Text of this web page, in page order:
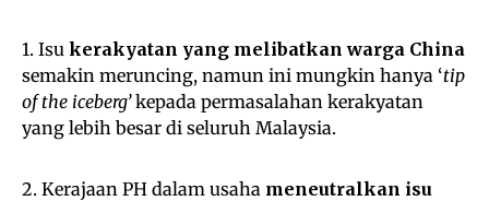
1. Isu kerakyatan yang melibatkan warga China
semakin meruncing, namun ini mungkin hanya ‘tip
of the iceberg’kepada permasalahan kerakyatan
yang lebih besar di seluruh Malaysia.
2. Kerajaan PH dalam usaha meneutralkan isu